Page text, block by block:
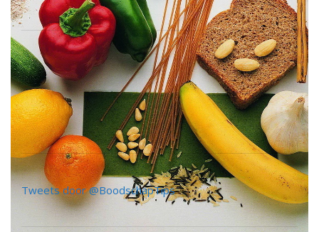
Tweets door @BoodschapTips